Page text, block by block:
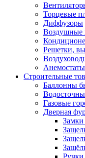
Торцевые
Диффузоры
Воздушные
Решетки,
Анемостаты
Строительные
Баллонны
Газовые
Дверная
Замки
Ручки